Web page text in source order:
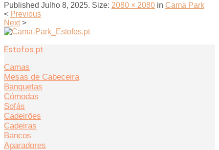
Published Julho 8, 2025. Size: 2080 × 2080 in Cama Park
< Previous
Next >
Estofos.pt
Camas
Mesas de Cabeceira
Banquetas
Cómodas
Sofás
Cadeirões
Cadeiras
Bancos
Aparadores